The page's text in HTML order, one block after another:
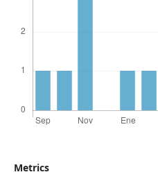
Metrics